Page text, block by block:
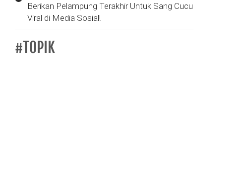
Berikan Pelampung Terakhir Untuk Sang Cucu
Viral di Media Sosial!
#TOPIK